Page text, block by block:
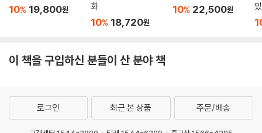
10% 19,800원
화
10% 18,720원
10% 22,500원
이 책을 구입하신 분들이 산 분야 책
로그인 최근 본 상품 주문/배송